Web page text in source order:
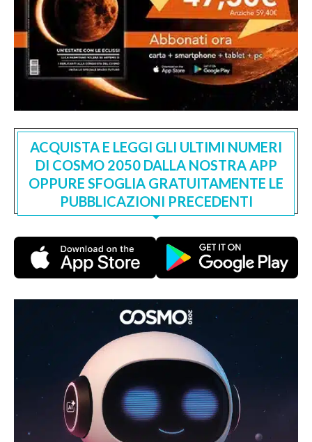
ACQUISTA E LEGGI GLI ULTIMI NUMERI
DI COSMO 2050 DALLA NOSTRA APP
OPPURE SFOGLIA GRATUITAMENTE LE
PUBBLICAZIONI PRECEDENTI